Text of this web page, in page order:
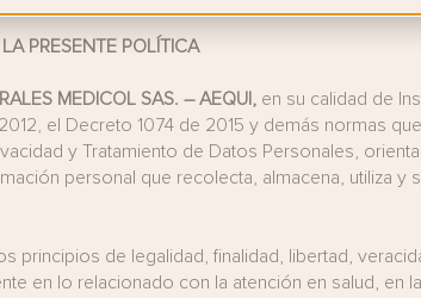
PRESENTE POLÍTICA
MEDICOL SAS. – AEQUI, en su calidad de
2012, el Decreto 1074 de 2015 y demás normas
y Tratamiento de Datos Personales,
personal que recolecta, almacena, utiliza y
principios de legalidad, finalidad, libertad,
en lo relacionado con la atención en salud, en